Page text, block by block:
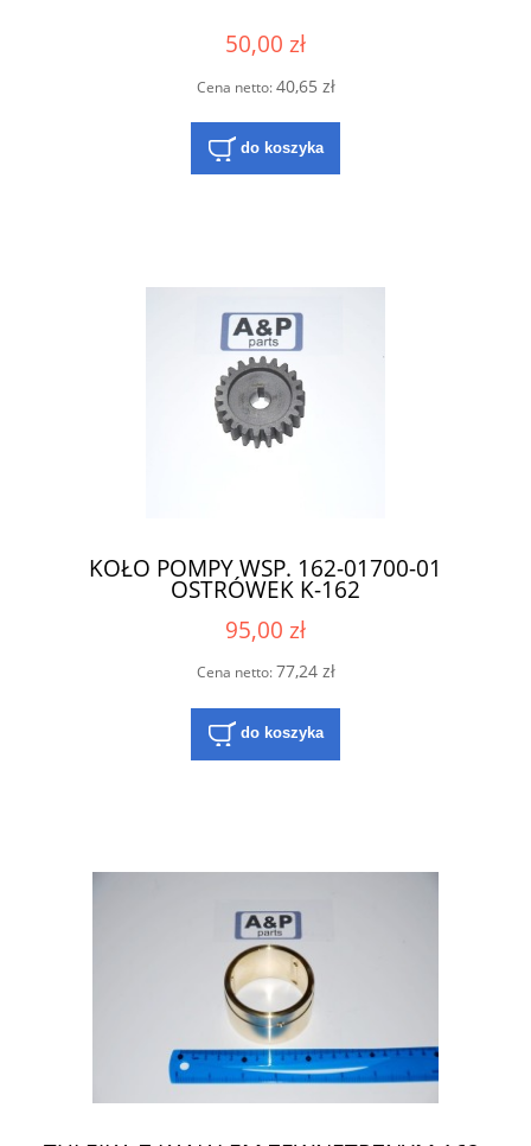
50,00 zł
Cena netto:40,65 zł
do koszyka
KOŁO POMPY WSP. 162-01700-01
OSTRÓWEK K-162
95,00 zł
Cena netto:77,24 zł
do koszyka